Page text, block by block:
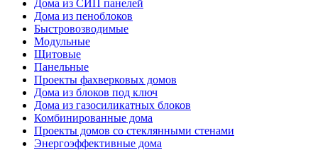
Дома из СИП панелей
Дома из пеноблоков
Быстровозводимые
Модульные
Щитовые
Панельные
Проекты фахверковых домов
Дома из блоков под ключ
Дома из газосиликатных блоков
Комбинированные дома
Проекты домов со стеклянными стенами
Энергоэффективные дома